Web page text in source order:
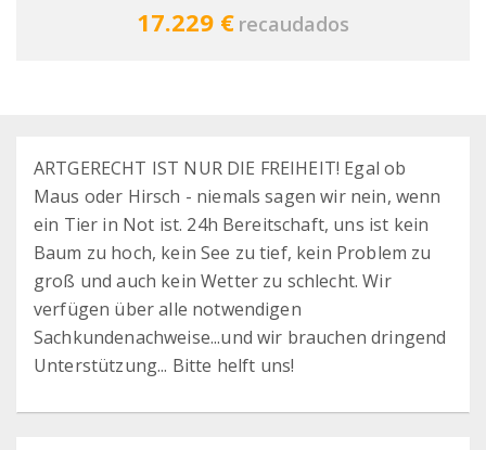
17.229 € recaudados
ARTGERECHT IST NUR DIE FREIHEIT! Egal ob
Maus oder Hirsch - niemals sagen wir nein, wenn
ein Tier in Not ist. 24h Bereitschaft, uns ist kein
Baum zu hoch, kein See zu tief, kein Problem zu
groß und auch kein Wetter zu schlecht. Wir
verfügen über alle notwendigen
Sachkundenachweise...und wir brauchen dringend
Unterstützung... Bitte helft uns!